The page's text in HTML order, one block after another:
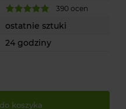
390 ocen
ostatnie sztuki
24 godziny
do koszyka